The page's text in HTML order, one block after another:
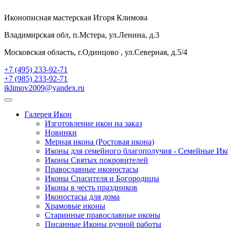
Иконописная мастерская Игоря Климова
Владимирская обл, п.Мстера, ул.Ленина, д.3
Московская область, г.Одинцово , ул.Северная, д.5/4
+7 (495) 233-92-71
+7 (985) 233-92-71
iklimov2009@yandex.ru
Галерея Икон
Изготовление икон на заказ
Новинки
Мерная икона (Ростовая икона)
Иконы для семейного благополучия - Семейные
Иконы Святых покровителей
Православные иконостасы
Иконы Спасителя и Богородицы
Иконы в честь праздников
Иконостасы для дома
Храмовые иконы
Старинные православные иконы
Писанные Иконы ручной работы